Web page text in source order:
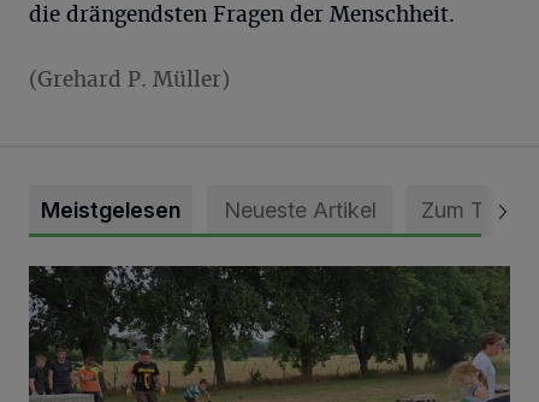
die drängendsten Fragen der Menschheit.
(Grehard P. Müller)
Meistgelesen Neueste Artikel Zum Thema
Pünktlich zum Schützenfest den Weg zum Festzelt